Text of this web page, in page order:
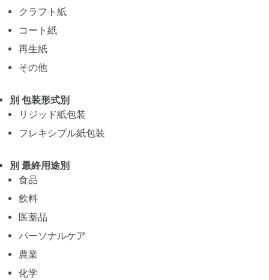
クラフト紙
コート紙
再生紙
その他
別 包装形式別
リジッド紙包装
フレキシブル紙包装
別 最終用途別
食品
飲料
医薬品
パーソナルケア
農業
化学